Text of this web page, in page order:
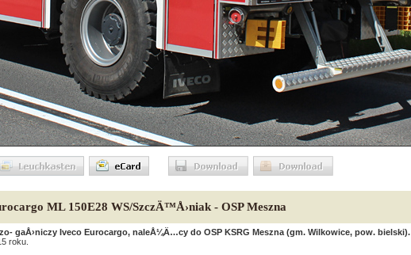
ML 150E28 WS/SzczÄ™Å›niak - OSP Meszna
gaÅ›niczy Iveco Eurocargo, naleÅ¼Ä…cy do OSP KSRG Meszna (gm. Wilkowice, pow. bielski).
roku.